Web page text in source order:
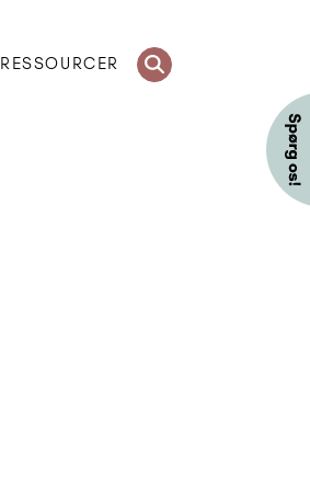
RESSOURCER